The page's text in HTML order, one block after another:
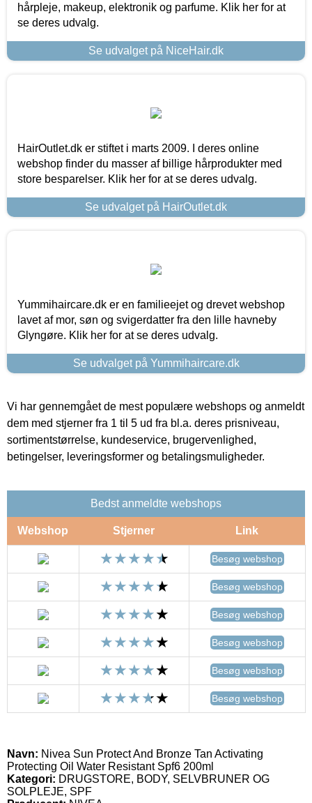
hårpleje, makeup, elektronik og parfume. Klik her for at
se deres udvalg.
Se udvalget på NiceHair.dk
HairOutlet.dk er stiftet i marts 2009. I deres online
webshop finder du masser af billige hårprodukter med
store besparelser. Klik her for at se deres udvalg.
Se udvalget på HairOutlet.dk
Yummihaircare.dk er en familieejet og drevet webshop
lavet af mor, søn og svigerdatter fra den lille havneby
Glyngøre. Klik her for at se deres udvalg.
Se udvalget på Yummihaircare.dk
Vi har gennemgået de mest populære webshops og anmeldt
dem med stjerner fra 1 til 5 ud fra bl.a. deres prisniveau,
sortimentstørrelse, kundeservice, brugervenlighed,
betingelser, leveringsformer og betalingsmuligheder.
Bedst anmeldte webshops
Webshop Stjerner Link
Besøg webshop
Besøg webshop
Besøg webshop
Besøg webshop
Besøg webshop
Besøg webshop
Navn: Nivea Sun Protect And Bronze Tan Activating
Protecting Oil Water Resistant Spf6 200ml
Kategori: DRUGSTORE, BODY, SELVBRUNER OG
SOLPLEJE, SPF